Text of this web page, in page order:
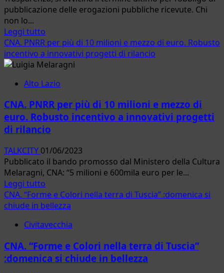
della
pubblicazione delle erogazioni pubbliche ricevute. Chi
non lo...
Leggi tutto
di
più
su
Obbligo
pubblicazione
dei
fondi
ricevuti:
occhio
alle
sanzioni
CNA. PNRR per più di 10 milioni e mezzo di euro. Robusto
incentivo a innovativi progetti di rilancio
Alto Lazio
CNA. PNRR per più di 10 milioni e mezzo di
euro. Robusto incentivo a innovativi progetti
di rilancio
TALKCITY 01/06/2023
Pubblicato il bando promosso dal Ministero della Cultura
Melaragni, CNA: “5 milioni e 600mila euro per le...
Leggi tutto
di
più
CNA.
per
più
CNA. “Forme e Colori nella terra di Tuscia” :domenica si
chiude in bellezza
Civitavecchia
CNA. “Forme e Colori nella terra di Tuscia”
:domenica si chiude in bellezza